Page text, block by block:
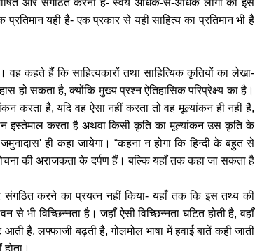
और संगठित करना है- स्वयं अधिक-से-अधिक लोगों को इस
यही है- एक प्रकार से यही साहित्य का प्रतिमान भी है
कहते हैं कि साहित्यकारों तथा साहित्यिक कृतियों का लेखा-
हो सकता है, क्योंकि मुख्य प्रश्न ऐतिहासिक परिप्रेक्ष्य का है।
करता है, यदि वह ऐसा नहीं करता तो वह मूल्यांकन ही नहीं है,
इस्तेमाल करता है अथवा किसी कृति का मूल्यांकन उस कृति के
ही कहा जायेगा। “कहना न होगा कि हिन्दी के बहुत से
की अराजकता के दर्पण हैं। बल्कि यहाँ तक कहा जा सकता है
संगठित करने का प्रयत्न नहीं किया- यहाँ तक कि इस तथ्य की
भी विच्छिन्नता है। जहाँ ऐसी विच्छिन्नता घटित होती है, वहाँ
है, लफ्फाजी बढ़ती है, गोलमोल भाषा में हवाई बातें कही जाती